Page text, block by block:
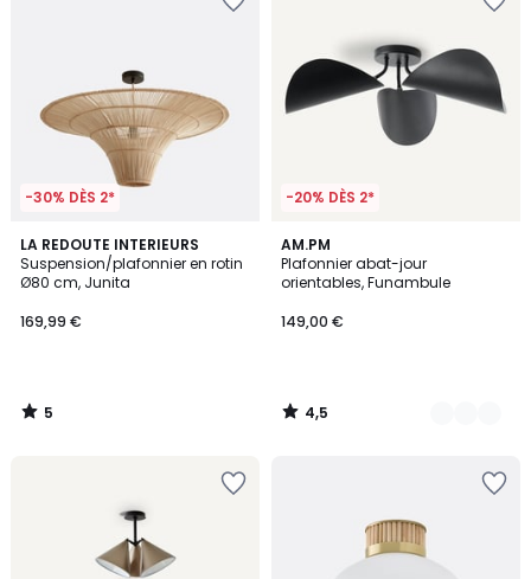
-30% DÈS 2*
LA REDOUTE INTERIEURS
Suspension/plafonnier en rotin
Ø80 cm, Junita
169,99 €
5
/
5
5
/
-20% DÈS 2*
AM.PM
Plafonnier abat-jour
orientables, Funambule
149,00 €
4,5
/ 5
2
Couleurs
4,5
/